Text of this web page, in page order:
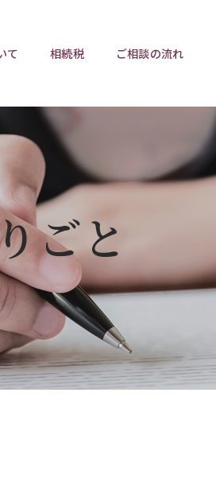
て
相続トラブルチェックリスト
任意後見制度
相続税 ご相談の流れ
ごと